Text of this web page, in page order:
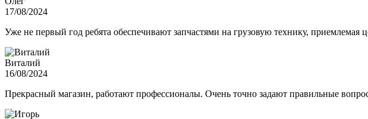
17/08/2024
Уже не первый год ребята обеспечивают запчастями на грузовую технику,
Виталий
16/08/2024
Прекрасный магазин, работают профессионалы. Очень точно задают правильные